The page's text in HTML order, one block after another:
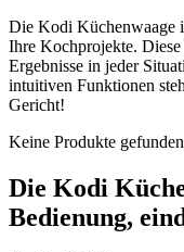
Die Kodi Küchenwaage
Ihre Kochprojekte. Diese
Ergebnisse in jeder
intuitiven Funktionen
Gericht!
Keine Produkte
Die Kodi
Bedienung,